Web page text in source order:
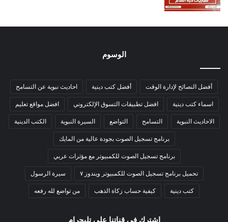
الوسوم
أفضل النصائح لإدارة الوقت أفضل كتب دينية احاديث نبوية عن التسامح
اسماء كتب دينية افضل تطبيقات التسوق الإلكتروني افضل مواقع تعليم
الاحاديث النبوية التسامح التواضع السيرة النبوية الكتب الدينية
برنامج تسجيل الصوت بجودة عالية من المايك
برنامج تسجيل الصوت للكمبيوتر مع مؤثرات عربي
تحميل برنامج تسجيل الصوت للكمبيوتر ويندوز ٧ سيرة الرسول
كتب دينية كيفية حساب زكاة الذهب من تواضع لله رفعه
اشترك فى قناتنا على تليجرام